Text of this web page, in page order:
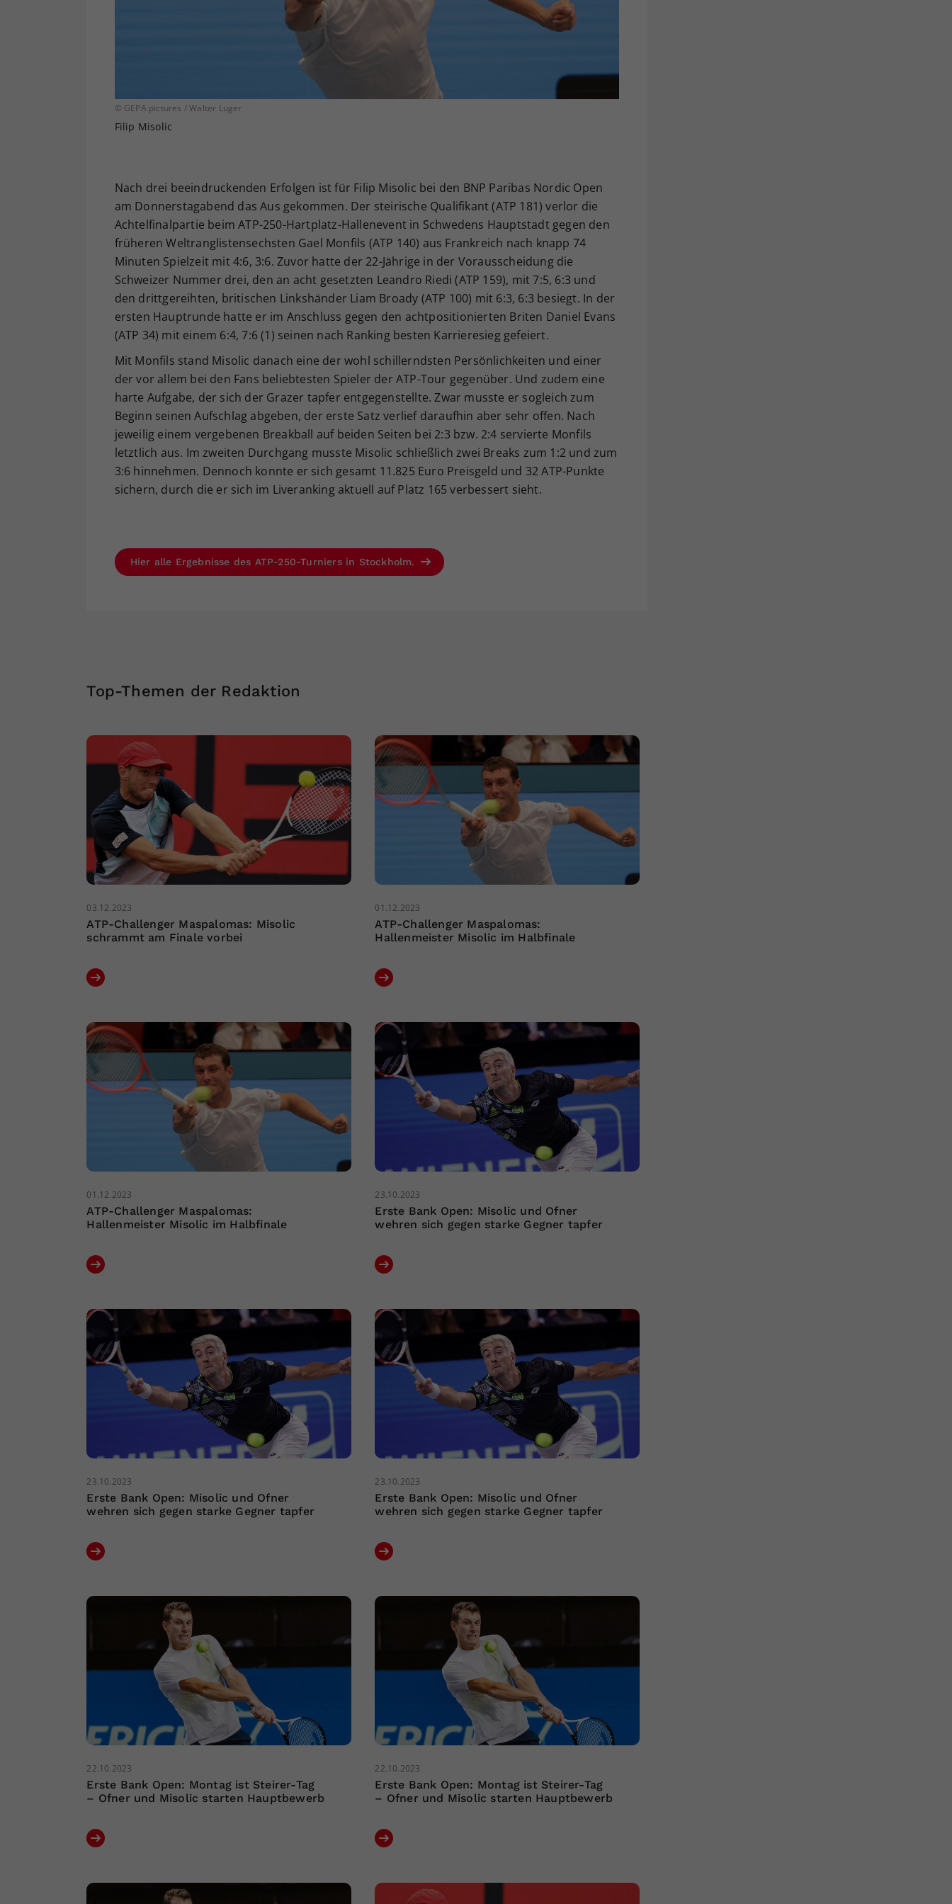
© GEPA pictures / Walter Luger
Filip Misolic
Nach drei beeindruckenden Erfolgen ist für Filip Misolic bei den BNP Paribas Nordic Open
am Donnerstagabend das Aus gekommen. Der steirische Qualifikant (ATP 181) verlor die
Achtelfinalpartie beim ATP-250-Hartplatz-Hallenevent in Schwedens Hauptstadt gegen den
früheren Weltranglistensechsten Gael Monfils (ATP 140) aus Frankreich nach knapp 74
Minuten Spielzeit mit 4:6, 3:6. Zuvor hatte der 22-Jährige in der Vorausscheidung die
Schweizer Nummer drei, den an acht gesetzten Leandro Riedi (ATP 159), mit 7:5, 6:3 und
den drittgereihten, britischen Linkshänder Liam Broady (ATP 100) mit 6:3, 6:3 besiegt. In der
ersten Hauptrunde hatte er im Anschluss gegen den achtpositionierten Briten Daniel Evans
(ATP 34) mit einem 6:4, 7:6 (1) seinen nach Ranking besten Karrieresieg gefeiert.
Mit Monfils stand Misolic danach eine der wohl schillerndsten Persönlichkeiten und einer
der vor allem bei den Fans beliebtesten Spieler der ATP-Tour gegenüber. Und zudem eine
harte Aufgabe, der sich der Grazer tapfer entgegenstellte. Zwar musste er sogleich zum
Beginn seinen Aufschlag abgeben, der erste Satz verlief daraufhin aber sehr offen. Nach
jeweilig einem vergebenen Breakball auf beiden Seiten bei 2:3 bzw. 2:4 servierte Monfils
letztlich aus. Im zweiten Durchgang musste Misolic schließlich zwei Breaks zum 1:2 und zum
3:6 hinnehmen. Dennoch konnte er sich gesamt 11.825 Euro Preisgeld und 32 ATP-Punkte
sichern, durch die er sich im Liveranking aktuell auf Platz 165 verbessert sieht.
Hier alle Ergebnisse des ATP-250-Turniers in Stockholm.
Top-Themen der Redaktion
03.12.2023
ATP-Challenger Maspalomas: Misolic
schrammt am Finale vorbei
01.12.2023
ATP-Challenger Maspalomas:
Hallenmeister Misolic im Halbfinale
01.12.2023
ATP-Challenger Maspalomas:
Hallenmeister Misolic im Halbfinale
23.10.2023
Erste Bank Open: Misolic und Ofner
wehren sich gegen starke Gegner tapfer
23.10.2023
Erste Bank Open: Misolic und Ofner
wehren sich gegen starke Gegner tapfer
23.10.2023
Erste Bank Open: Misolic und Ofner
wehren sich gegen starke Gegner tapfer
22.10.2023
Erste Bank Open: Montag ist Steirer-Tag
– Ofner und Misolic starten Hauptbewerb
22.10.2023
Erste Bank Open: Montag ist Steirer-Tag
– Ofner und Misolic starten Hauptbewerb
Ihrer vorgenommen Einstellungen, falls der
Webseiten-Betreiber dies eingestellt hat.